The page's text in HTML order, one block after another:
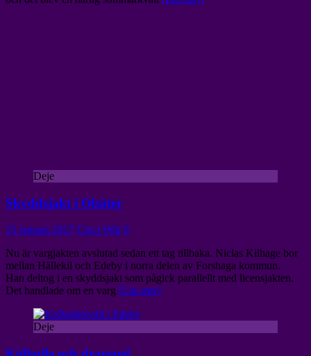
Deje
Skyddsjakt i Olsäter
15 januari 2017 Cicci Wik 0
Nu är vargjakten avslutad sedan ett tag tillbaka. Niclas Kilhage bor
mellan Hällekil och Edeby i norra delen av Forshaga kommun.
Han deltog i en skyddsjakt som pågick parallellt med licensjakten.
Det handlade om en varg [Läs mer]
Deje